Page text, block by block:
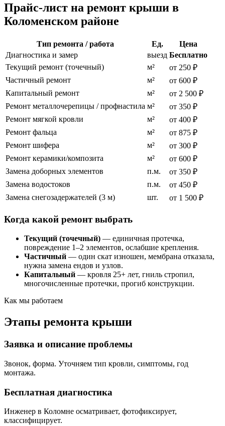
Прайс-лист на ремонт крыши в
Коломенском районе
Тип ремонта / работа Ед.
Цена
Диагностика и замер
выезд Бесплатно
Текущий ремонт (точечный)
м²
от 250 ₽
Частичный ремонт
м²
от 600 ₽
Капитальный ремонт
м²
от 2 500 ₽
Ремонт металлочерепицы / профнастила м²
от 350 ₽
Ремонт мягкой кровли
м²
от 400 ₽
Ремонт фальца
м²
от 875 ₽
Ремонт шифера
м²
от 300 ₽
Ремонт керамики/композита
м²
от 600 ₽
Замена доборных элементов
п.м.
от 350 ₽
Замена водостоков
п.м.
от 450 ₽
Замена снегозадержателей (3 м)
шт. от 1 500 ₽
Когда какой ремонт выбрать
Текущий (точечный) — единичная протечка,
повреждение 1–2 элементов, ослабшие крепления.
Частичный — один скат изношен, мембрана отказала,
нужна замена ендов и узлов.
Капитальный — кровля 25+ лет, гниль стропил,
многочисленные протечки, прогиб конструкции.
Как мы работаем
Этапы ремонта крыши
Заявка и описание проблемы
Звонок, форма. Уточняем тип кровли, симптомы, год
монтажа.
Бесплатная диагностика
Инженер в Коломне осматривает, фотофиксирует,
классифицирует.